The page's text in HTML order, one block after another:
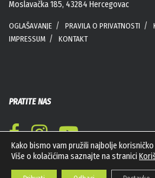
Moslavačka 185, 43284 Hercegovac
OGLAŠAVANJE PRAVILA O PRIVATNOSTI
IMPRESSUM
KONTAKT
PRATITE NAS
Kako bismo vam pružili najbolje
Više o kolačićima saznajte na stranici